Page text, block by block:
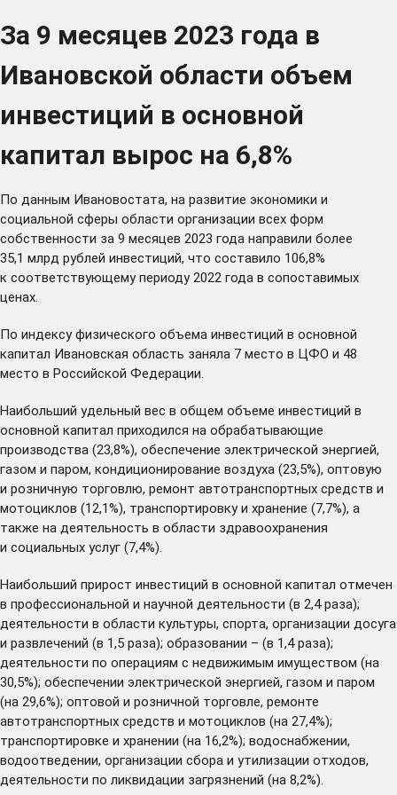
За 9 месяцев 2023 года в
Ивановской области объем
инвестиций в основной
капитал вырос на 6,8%
По данным Ивановостата, на развитие экономики и
социальной сферы области организации всех форм
собственности за 9 месяцев 2023 года направили более
35,1 млрд рублей инвестиций, что составило 106,8%
к соответствующему периоду 2022 года в сопоставимых
ценах.
По индексу физического объема инвестиций в основной
капитал Ивановская область заняла 7 место в ЦФО и 48
место в Российской Федерации.
Наибольший удельный вес в общем объеме инвестиций в
основной капитал приходился на обрабатывающие
производства (23,8%), обеспечение электрической энергией,
газом и паром, кондиционирование воздуха (23,5%), оптовую
и розничную торговлю, ремонт автотранспортных средств и
мотоциклов (12,1%), транспортировку и хранение (7,7%), а
также на деятельность в области здравоохранения
и социальных услуг (7,4%).
Наибольший прирост инвестиций в основной капитал отмечен
в профессиональной и научной деятельности (в 2,4 раза);
деятельности в области культуры, спорта, организации досуга
и развлечений (в 1,5 раза); образовании – (в 1,4 раза);
деятельности по операциям с недвижимым имуществом (на
30,5%); обеспечении электрической энергией, газом и паром
(на 29,6%); оптовой и розничной торговле, ремонте
автотранспортных средств и мотоциклов (на 27,4%);
транспортировке и хранении (на 16,2%); водоснабжении,
водоотведении, организации сбора и утилизации отходов,
деятельности по ликвидации загрязнений (на 8,2%).